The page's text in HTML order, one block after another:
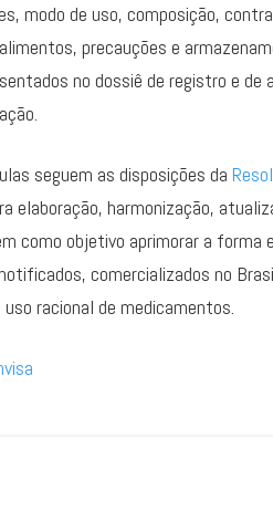
modo de uso, composição,
precauções e
no dossiê de registro e
seguem as disposições da
elaboração, harmonização,
como objetivo aprimorar a forma
comercializados no
racional de medicamentos.